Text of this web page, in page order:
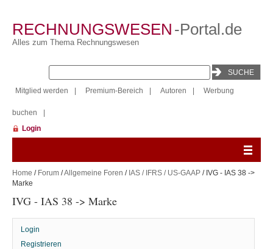
RECHNUNGSWESEN -Portal.de
Alles zum Thema Rechnungswesen
Mitglied werden Premium-Bereich Autoren Werbung
buchen
Login
Home / Forum /Allgemeine Foren / IAS / IFRS / US-GAAP / IVG - IAS 38 ->
Marke
IVG - IAS 38 -> Marke
Login
Registrieren